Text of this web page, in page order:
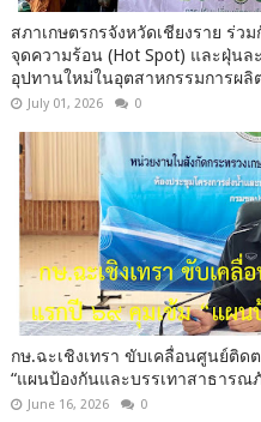
สภาเกษตรกรจังหวัดเชียงราย ร่
จุดความร้อน (Hot Spot) และฝุ่นล
อุปทานใหม่ในอุตสาหกรรมการผลิ
July 01, 2026 0
กษ.ฉะเชิงเทรา ขับเคลื่อนศูนย์ติ
“แผนป้องกันและบรรเทาสาธารณ
June 16, 2026 0